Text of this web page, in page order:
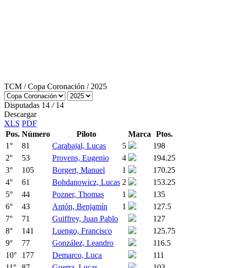
TCM /Copa Coronación / 2025
Disputadas 14 /14
Descargar
XLS PDF
Pos. Número Piloto Marca
Ptos.
1° 81 Carabajal, Lucas 5
198
2° 53 Provens, Eugenio 4
194.25
3° 105 Borgert, Manuel 1
170.25
4° 61 Bohdanowicz, Lucas 2
153.25
5° 44 Pozner, Thomas 1
135
6° 43 Antón, Benjamín 1
127.5
7° 71 Guiffrey, Juan Pablo
127
8° 141 Luengo, Francisco
125.75
9° 77 González, Leandro
116.5
10° 177 Demarco, Luca
111